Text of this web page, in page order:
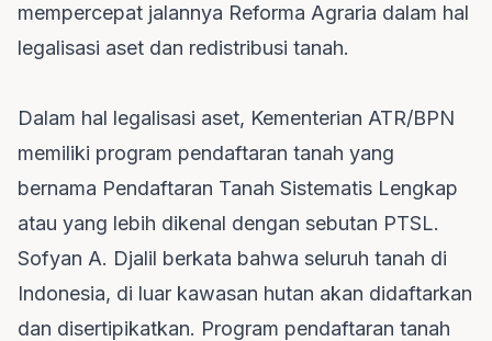
mempercepat jalannya Reforma Agraria dalam hal
legalisasi aset dan redistribusi tanah.
Dalam hal legalisasi aset, Kementerian ATR/BPN
memiliki program pendaftaran tanah yang
bernama Pendaftaran Tanah Sistematis Lengkap
atau yang lebih dikenal dengan sebutan PTSL.
Sofyan A. Djalil berkata bahwa seluruh tanah di
Indonesia, di luar kawasan hutan akan didaftarkan
dan disertipikatkan. Program pendaftaran tanah